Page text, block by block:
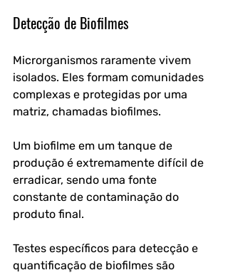
Detecção de Biofilmes
Microrganismos raramente vivem
isolados. Eles formam comunidades
complexas e protegidas por uma
matriz, chamadas biofilmes.
Um biofilme em um tanque de
produção é extremamente difícil de
erradicar, sendo uma fonte
constante de contaminação do
produto final.
Testes específicos para detecção e
quantificação de biofilmes são